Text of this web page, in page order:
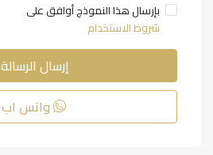
بإرسال هذا النموذج أوافق على
شروط الاستخدام
إرسال الرسالة
واتس اب